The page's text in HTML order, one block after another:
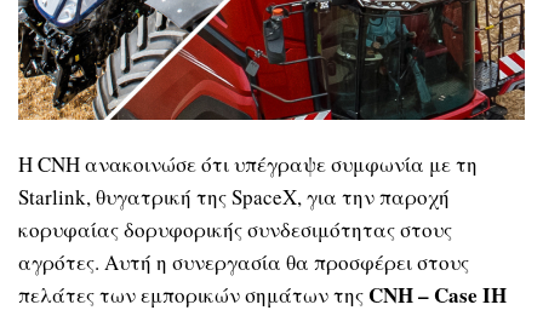
Η CNH ανακοινώσε ότι υπέγραψε συμφωνία με τη
Starlink, θυγατρική της SpaceX, για την παροχή
κορυφαίας δορυφορικής συνδεσιμότητας στους
αγρότες. Αυτή η συνεργασία θα προσφέρει στους
πελάτες των εμπορικών σημάτων τηςCNH – Case IH